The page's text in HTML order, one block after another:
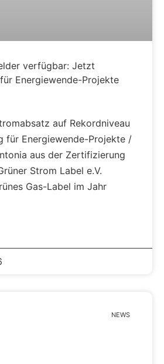
verfügbar: Jetzt
Energiewende-Projekte
auf Rekordniveau
für Energiewende-Projekte /
aus der Zertifizierung
Strom Label e.V.
Gas-Label im Jahr
NEWS